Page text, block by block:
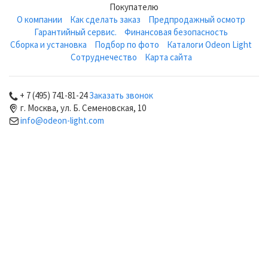
Покупателю
О компании
Как сделать заказ
Предпродажный осмотр
Гарантийный сервис.
Финансовая безопасность
Сборка и установка
Подбор по фото
Каталоги Odeon Light
Сотруднечество
Карта сайта
+ 7 (495) 741-81-24Заказать звонок
г. Москва, ул. Б. Семеновская, 10
info@odeon-light.com